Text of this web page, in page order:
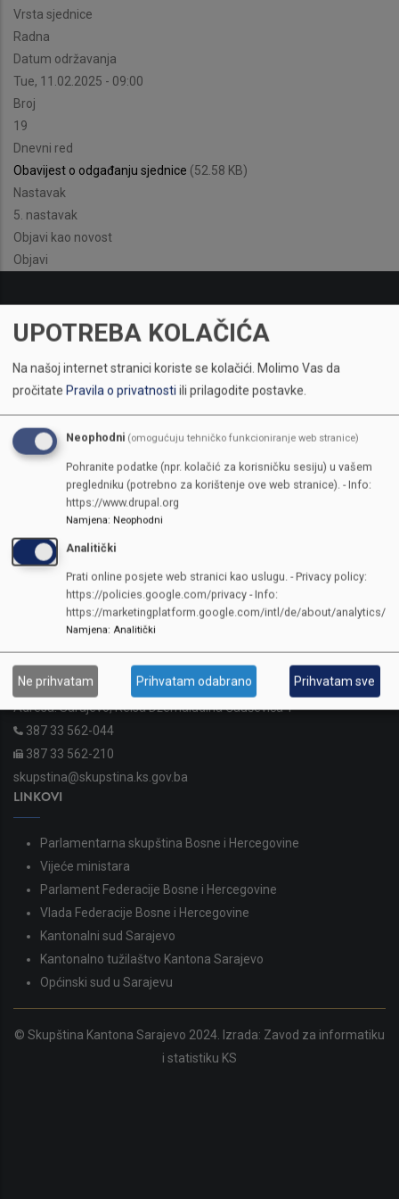
Vrsta sjednice
Radna
Datum održavanja
Tue, 11.02.2025 - 09:00
Broj
19
Dnevni red
Obavijest o odgađanju sjednice (52.58 KB)
Nastavak
5. nastavak
Objavi kao novost
Objavi
KONTAKTI
SKUPŠTINA
Adresa: Sarajevo, Reisa Džemaludina Čauševića 1
387 33 562-044
387 33 562-210
skupstina@skupstina.ks.gov.ba
LINKOVI
Parlamentarna skupština Bosne i Hercegovine
Vijeće ministara
Parlament Federacije Bosne i Hercegovine
Vlada Federacije Bosne i Hercegovine
Kantonalni sud Sarajevo
Kantonalno tužilaštvo Kantona Sarajevo
Općinski sud u Sarajevu
© Skupština Kantona Sarajevo 2024. Izrada: Zavod za informatiku
i statistiku KS
UPOTREBA KOLAČIĆA
Na našoj internet stranici koriste se kolačići. Molimo Vas da
pročitate Pravila o privatnostiili prilagodite postavke.
Neophodni (omogućuju tehničko funkcioniranje web stranice)
Pohranite podatke (npr. kolačić za korisničku sesiju) u vašem
pregledniku (potrebno za korištenje ove web stranice). - Info:
https://www.drupal.org
Namjena: Neophodni
Analitički
Prati online posjete web stranici kao uslugu. - Privacy policy:
https://policies.google.com/privacy - Info:
https://marketingplatform.google.com/intl/de/about/analytics/
Namjena: Analitički
Ne prihvatam Prihvatam odabrano Prihvatam sve